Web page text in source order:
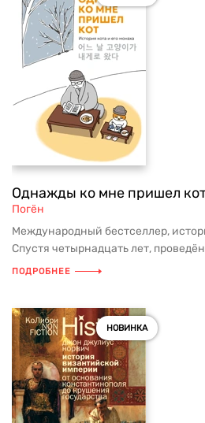
Однажды ко мне пришел
Погён
Международный бестселлер,
Спустя четырнадцать лет,
ПОДРОБНЕЕ
НОВИНКА